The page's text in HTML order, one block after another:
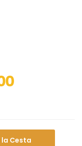
Cesta